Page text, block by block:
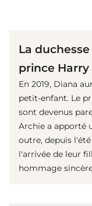
La
prince Harry
En 2019, Diana
petit-enfant. Le
sont devenus
Archie a apporté
outre, depuis
l'arrivée de leur
hommage